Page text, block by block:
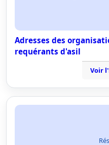
Adresses des
requérants d'asil
Voir